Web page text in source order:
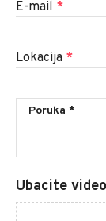
E-mail *
Lokacija *
Ubacite